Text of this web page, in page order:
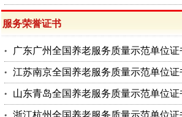
服务荣誉证书
广东广州全国养老服务质量示范单位证
江苏南京全国养老服务质量示范单位证
山东青岛全国养老服务质量示范单位证